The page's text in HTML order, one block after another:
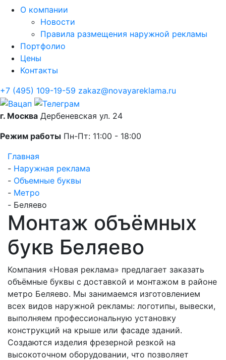
О компании
Новости
Правила размещения наружной рекламы
Портфолио
Цены
Контакты
+7 (495) 109-19-59 zakaz@novayareklama.ru
г. Москва Дербеневская ул. 24
Режим работы Пн-Пт: 11:00 - 18:00
Главная
- Наружная реклама
- Объемные буквы
- Метро
- Беляево
Монтаж объёмных
букв Беляево
Компания «Новая реклама» предлагает заказать
объёмные буквы с доставкой и монтажом в районе
метро Беляево. Мы занимаемся изготовлением
всех видов наружной рекламы: логотипы, вывески,
выполняем профессиональную установку
конструкций на крыше или фасаде зданий.
Создаются изделия фрезерной резкой на
высокоточном оборудовании, что позволяет